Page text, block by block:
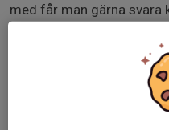
med får man gärna svara
Vi är 5 eller fler som
och delar aktuellt
i denna kalenderaktivitet.
Den använder ni sedan
till WTRL TTT. Detta ska